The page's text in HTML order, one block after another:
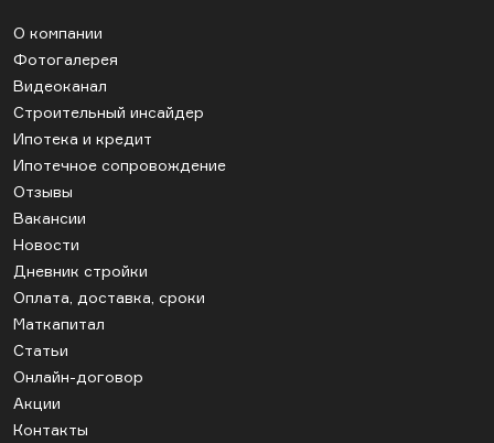
О компании
Фотогалерея
Видеоканал
Строительный инсайдер
Ипотека и кредит
Ипотечное сопровождение
Отзывы
Вакансии
Новости
Дневник стройки
Оплата, доставка, сроки
Маткапитал
Статьи
Онлайн-договор
Акции
Контакты